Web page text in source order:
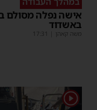
אישה נפלה מסולם
באשדוד
משה קאהן 17:31
1